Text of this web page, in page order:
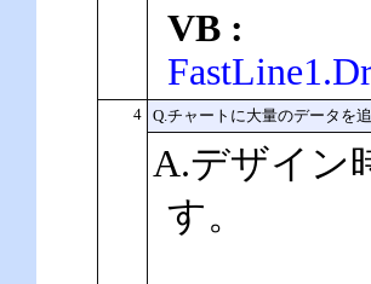
VB :
4 Q.チャートに大量のデータを
A.デザイン
す。